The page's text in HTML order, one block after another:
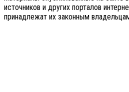
источников и других порталов
принадлежат их законным